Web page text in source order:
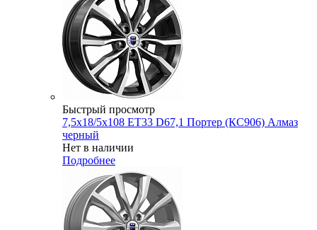
Быстрый просмотр
7,5x18/5x108 ET33 D67,1 Портер (КС906) Алмаз
черный
Нет в наличии
Подробнее